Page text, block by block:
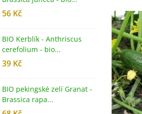
56 Kč
BIO Kerblík - Anthriscus
cerefolium - bio...
39 Kč
BIO pekingské zelí Granat -
Brassica rapa...